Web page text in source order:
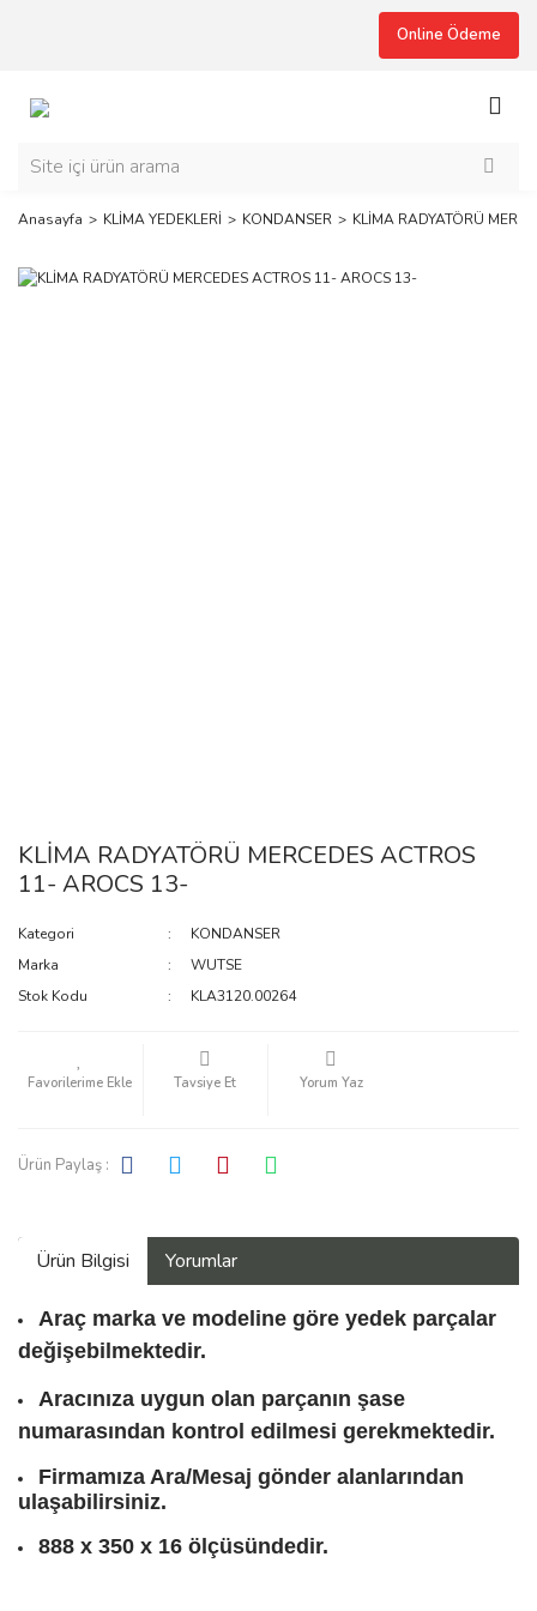
Online Ödeme
Anasayfa KLİMA YEDEKLERİ KONDANSER KLİMA RADYATÖRÜ
KLİMA RADYATÖRÜ MERCEDES ACTROS
11- AROCS 13-
Kategori
KONDANSER
Marka
WUTSE
Stok Kodu
KLA3120.00264
Tavsiye Et Yorum Yaz
Ürün Paylaş :
Ürün Bilgisi Yorumlar
Araç marka ve modeline göre yedek parçalar
değişebilmektedir.
Aracınıza uygun olan parçanın şase
numarasından kontrol edilmesi gerekmektedir.
Firmamıza Ara/Mesaj gönder alanlarından
ulaşabilirsiniz.
888 x 350 x 16 ölçüsündedir.